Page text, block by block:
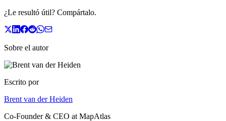
¿Le resultó útil? Compártalo.
Sobre el autor
Escrito por
Brent van der Heiden
Co-Founder & CEO at MapAtlas